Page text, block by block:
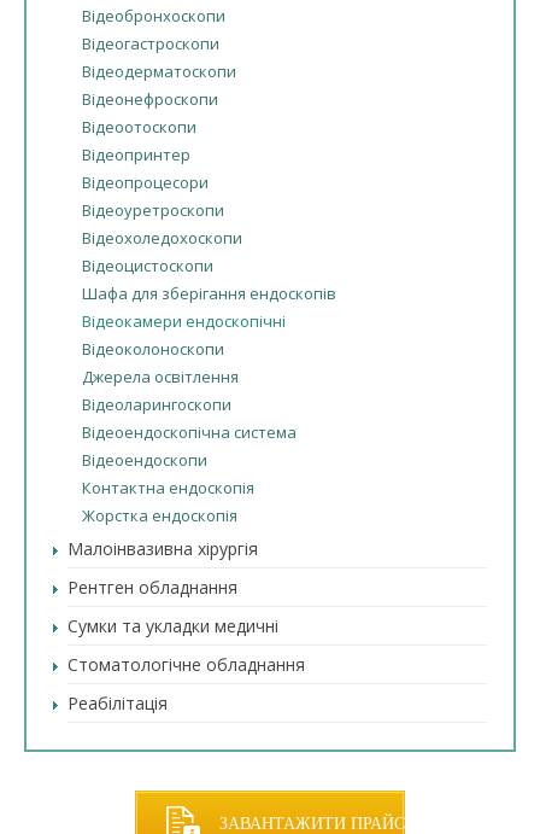
Відеобронхоскопи
Відеогастроскопи
Відеодерматоскопи
Відеонефроскопи
Відеоотоскопи
Відеопринтер
Відеопроцесори
Відеоуретроскопи
Відеохоледохоскопи
Відеоцистоскопи
Шафа для зберігання ендоскопів
Відеокамери ендоскопічні
Відеоколоноскопи
Джерела освітлення
Відеоларингоскопи
Відеоендоскопічна система
Відеоендоскопи
Контактна ендоскопія
Жорстка ендоскопія
Малоінвазивна хірургія
Рентген обладнання
Сумки та укладки медичні
Стоматологічне обладнання
Реабілітація
ЗАВАНТАЖИТИ ПРАЙС